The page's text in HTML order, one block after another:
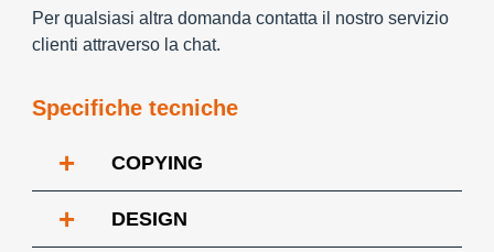
Per qualsiasi altra domanda contatta il nostro servizio
clienti attraverso la chat.
Specifiche tecniche
+ COPYING
+ DESIGN